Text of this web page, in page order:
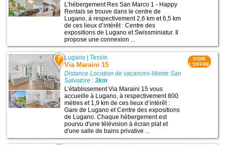
L’hébergement Res San Marco 1 - Happy
Rentals se trouve dans le centre de
Lugano, à respectivement 2,6 km et 6,5 km
de ces lieux d’intérêt : Centre des
expositions de Lugano et Swissminiatur. Il
propose une connexion ...
7 Lugano |Tessin
Via Maraini 15
Distance Location de vacances-Monte San
Salvatore :3km
L’établissement Via Maraini 15 vous
accueille à Lugano, à respectivement 800
mètres et 1,9 km de ces lieux d’intérêt :
Gare de Lugano et Centre des expositions
de Lugano. Chaque hébergement est
pourvu d'une télévision à écran plat et
d'une salle de bains privative ...
VOIR
L'OFFRE